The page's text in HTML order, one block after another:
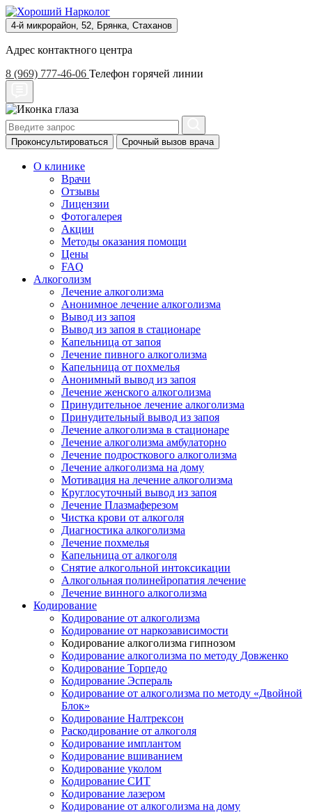
4-й микрорайон, 52, Брянка, Стаханов
Адрес контактного центра
8 (969) 777-46-06 Телефон горячей линии
Проконсультироваться Срочный вызов врача
О клинике
Врачи
Отзывы
Лицензии
Фотогалерея
Акции
Методы оказания помощи
Цены
FAQ
Алкоголизм
Лечение алкоголизма
Анонимное лечение алкоголизма
Вывод из запоя
Вывод из запоя в стационаре
Капельница от запоя
Лечение пивного алкоголизма
Капельница от похмелья
Анонимный вывод из запоя
Лечение женского алкоголизма
Принудительное лечение алкоголизма
Принудительный вывод из запоя
Лечение алкоголизма в стационаре
Лечение алкоголизма амбулаторно
Лечение подросткового алкоголизма
Лечение алкоголизма на дому
Мотивация на лечение алкоголизма
Круглосуточный вывод из запоя
Лечение Плазмаферезом
Чистка крови от алкоголя
Диагностика алкоголизма
Лечение похмелья
Капельница от алкоголя
Снятие алкогольной интоксикации
Алкогольная полинейропатия лечение
Лечение винного алкоголизма
Кодирование
Кодирование от алкоголизма
Кодирование от наркозависимости
Кодирование алкоголизма гипнозом
Кодирование алкоголизма по методу Довженко
Кодирование Торпедо
Кодирование Эспераль
Кодирование от алкоголизма по методу «Двойной
Блок»
Кодирование Налтрексон
Раскодирование от алкоголя
Кодирование имплантом
Кодирование вшиванием
Кодирование уколом
Кодирование СИТ
Кодирование лазером
Кодирование от алкоголизма на дому